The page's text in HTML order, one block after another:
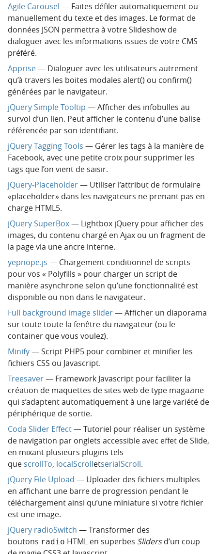
Agile Carousel — Faites défiler automatiquement ou
manuellement du texte et des images. Le format de
données JSON permettra à votre Slideshow de
dialoguer avec les informations issues de votre CMS
préféré.
Apprise— Dialoguer avec les utilisateurs autrement
qu’à travers les boites modales alert() ou confirm()
générées par le navigateur.
jQuery Simple Tooltip — Afficher des infobulles au
survol d’un lien. Peut afficher le contenu d’une balise
référencée par son identifiant.
jQuery Tagging Tools — Gérer les tags à la manière de
Facebook, avec une petite croix pour supprimer les
tags que l’on vient de saisir.
jQuery-Placeholder— Utiliser l’attribut de formulaire
«placeholder» dans les navigateurs ne prenant pas en
charge HTML5.
jQuery SuperBox— Lightbox jQuery pour afficher des
images, du contenu chargé en Ajax ou un fragment de
la page via une ancre interne.
yepnope.js — Chargement conditionnel de scripts
pour vos « Polyfills » pour charger un script de
manière asynchrone selon qu’une fonctionnalité est
disponible ou non dans le navigateur.
Full background image slider— Afficher un diaporama
sur toute toute la fenêtre du navigateur (ou le
container que vous voulez).
Minify— Script PHP5 pour combiner et minifier les
fichiers CSS ou Javascript.
Treesaver— Framework Javascript pour faciliter la
création de maquettes de sites web de type magazine
qui s’adaptent automatiquement à une large variété de
périphérique de sortie.
Coda Slider Effect— Tutoriel pour réaliser un système
de navigation par onglets accessible avec effet de Slide,
en mixant plusieurs plugins tels
que scrollTo, localScrolletserialScroll.
jQuery File Upload — Uploader des fichiers multiples
en affichant une barre de progression pendant le
téléchargement ainsi qu’une miniature si votre fichier
est une image.
jQuery radioSwitch — Transformer des
boutons radio HTML en superbes Slidersd’un coup